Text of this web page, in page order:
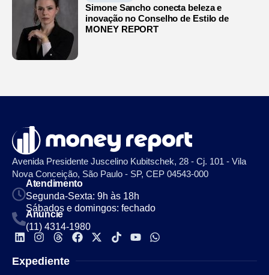
Simone Sancho conecta beleza e
inovação no Conselho de Estilo de
MONEY REPORT
Avenida Presidente Juscelino Kubitschek, 28 - Cj. 101 - Vila
Nova Conceição, São Paulo - SP, CEP 04543-000
Atendimento
Segunda-Sexta: 9h às 18h
Sábados e domingos: fechado
Anuncie
(11) 4314-1980
Expediente